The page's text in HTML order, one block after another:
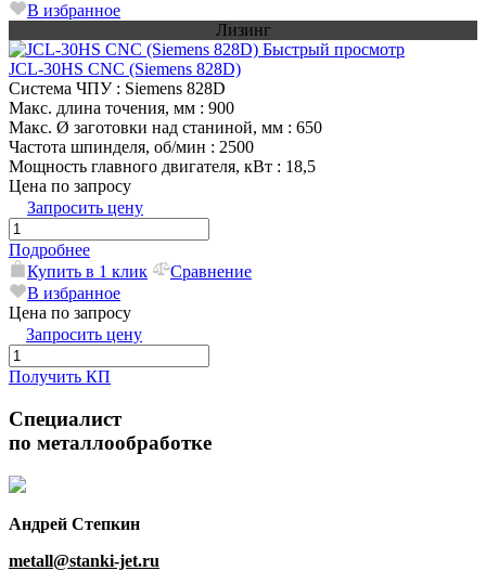
В избранное
Лизинг
Быстрый просмотр
JCL-30HS CNC (Siemens 828D)
Система ЧПУ: Siemens 828D
Макс. длина точения, мм : 900
Макс. Ø заготовки над станиной, мм : 650
Частота шпинделя, об/мин : 2500
Мощность главного двигателя, кВт : 18,5
Цена по запросу
Запросить цену
Подробнее
Купить в 1 клик
Сравнение
В избранное
Цена по запросу
Запросить цену
Получить КП
Специалист
по металлообработке
Андрей Степкин
metall@stanki-jet.ru